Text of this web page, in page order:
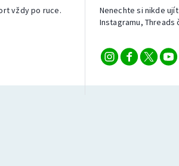
vždy po ruce.
Nenechte si nikde
Instagramu, Threads